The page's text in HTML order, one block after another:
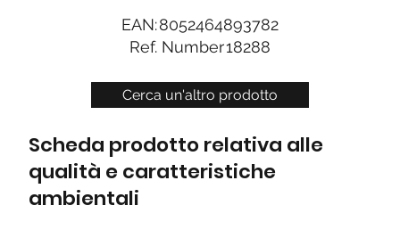
Cerca un'altro prodotto
EAN:8052464893782
Ref. Number18288
Scheda prodotto relativa alle
qualità e caratteristiche
ambientali